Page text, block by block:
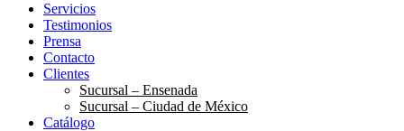
Servicios
Testimonios
Prensa
Contacto
Clientes
Sucursal – Ensenada
Sucursal – Ciudad de México
Catálogo